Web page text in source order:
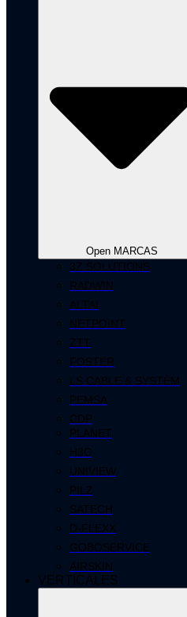
Open MARCAS
3Z SOLUTIONS
RADWIN
ALTAI
NETPOINT
ZTT
FOSTER
LS CABLE & SYSTEM
PEMSA
CDP
PLANET
H3C
UNIVIEW
PILZ
SATECH
D-FLEXX
GOBOSERVICE
AIRSKIN
VERTICALES